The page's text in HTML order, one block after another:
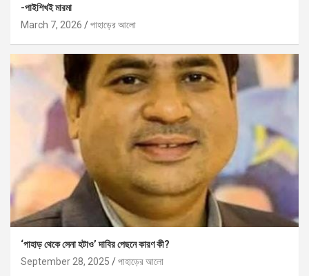
-পাইশিখই মারমা
March 7, 2026
পাহাড়ের আলো
‘পাহাড় থেকে সেনা হটাও’ দাবির পেছনে কারণ কী?
September 28, 2025
পাহাড়ের আলো